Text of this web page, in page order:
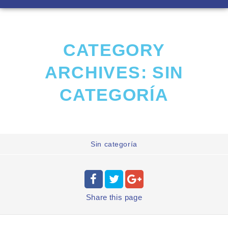
CATEGORY
ARCHIVES: SIN
CATEGORÍA
Sin categoría
Share this page